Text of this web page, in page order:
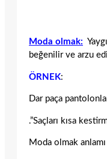
Moda olmak:
beğenilir ve arzu
ÖRNEK:
Dar paça
.”Saçları kısa
Moda olmak